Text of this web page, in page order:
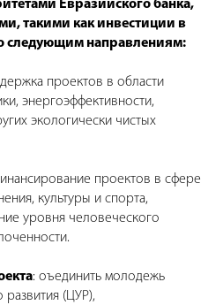
Евразийского банка,
такими как инвестиции в
следующим направлениям:
проектов в области
энергоэффективности,
экологически чистых
проектов в сфере
культуры и спорта,
уровня человеческого
: оъединить молодежь
развития (ЦУР),